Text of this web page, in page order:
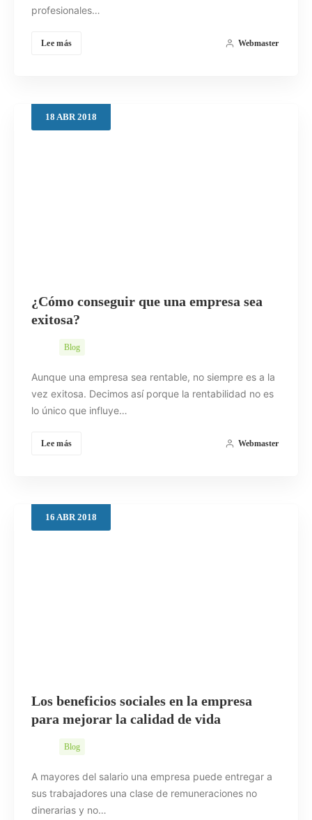
profesionales…
Lee más Webmaster
18 ABR 2018
¿Cómo conseguir que una empresa sea
exitosa?
Blog
Aunque una empresa sea rentable, no siempre es a la
vez exitosa. Decimos así porque la rentabilidad no es
lo único que influye…
Lee más Webmaster
16 ABR 2018
Los beneficios sociales en la empresa
para mejorar la calidad de vida
Blog
A mayores del salario una empresa puede entregar a
sus trabajadores una clase de remuneraciones no
dinerarias y no…